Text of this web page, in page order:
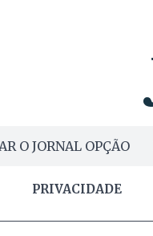
O JORNAL OPÇÃO
PRIVACIDADE